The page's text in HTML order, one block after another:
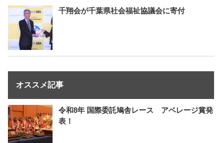
千翔会が千葉県社会福祉協議会に寄付
オススメ記事
令和8年 国際委託鳩舎レース アベレージ賞発
表！